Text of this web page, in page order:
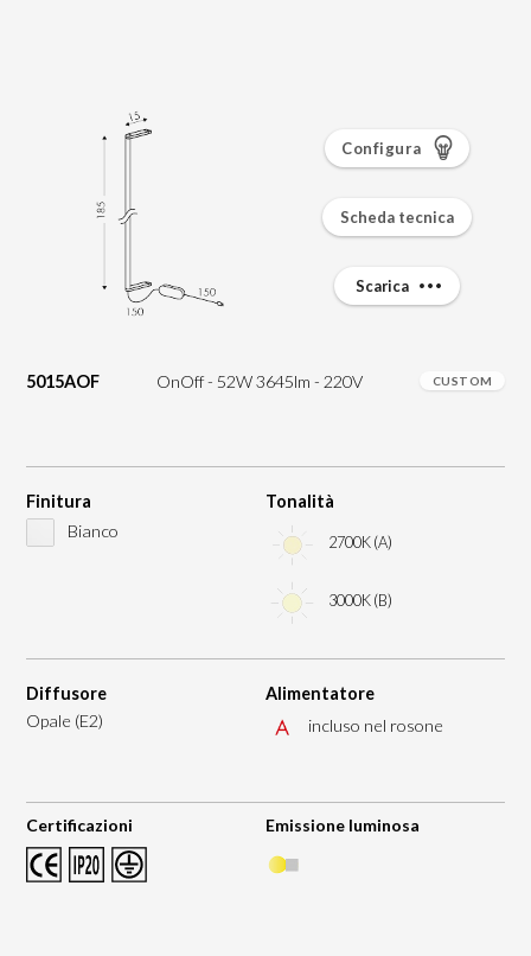
5015AOF OnOff - 52W 3645lm - 220V CUSTOM
Finitura
Bianco
Tonalità
2700K (A)
3000K (B)
Diffusore
Opale (E2)
Alimentatore
incluso nel rosone
Certificazioni Emissione luminosa
Configura
Scheda tecnica
Scarica